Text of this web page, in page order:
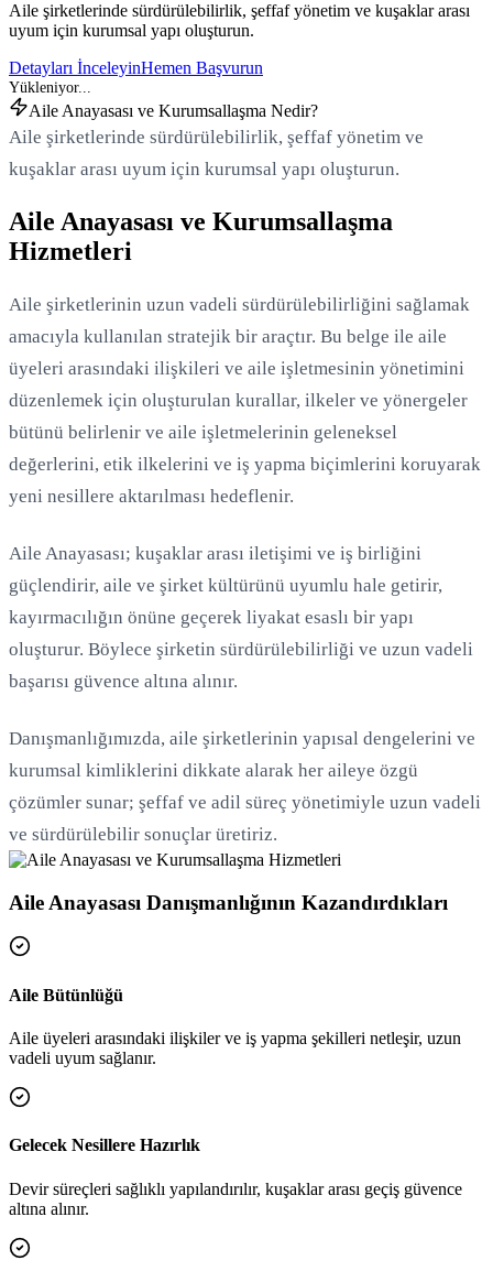
Aile şirketlerinde sürdürülebilirlik, şeffaf yönetim ve kuşaklar arası
uyum için kurumsal yapı oluşturun.
Detayları İnceleyinHemen Başvurun
Yükleniyor...
Aile Anayasası ve Kurumsallaşma Nedir?
Aile şirketlerinde sürdürülebilirlik, şeffaf yönetim ve
kuşaklar arası uyum için kurumsal yapı oluşturun.
Aile Anayasası ve Kurumsallaşma
Hizmetleri
Aile şirketlerinin uzun vadeli sürdürülebilirliğini sağlamak
amacıyla kullanılan stratejik bir araçtır. Bu belge ile aile
üyeleri arasındaki ilişkileri ve aile işletmesinin yönetimini
düzenlemek için oluşturulan kurallar, ilkeler ve yönergeler
bütünü belirlenir ve aile işletmelerinin geleneksel
değerlerini, etik ilkelerini ve iş yapma biçimlerini koruyarak
yeni nesillere aktarılması hedeflenir.
Aile Anayasası; kuşaklar arası iletişimi ve iş birliğini
güçlendirir, aile ve şirket kültürünü uyumlu hale getirir,
kayırmacılığın önüne geçerek liyakat esaslı bir yapı
oluşturur. Böylece şirketin sürdürülebilirliği ve uzun vadeli
başarısı güvence altına alınır.
Danışmanlığımızda, aile şirketlerinin yapısal dengelerini ve
kurumsal kimliklerini dikkate alarak her aileye özgü
çözümler sunar; şeffaf ve adil süreç yönetimiyle uzun vadeli
ve sürdürülebilir sonuçlar üretiriz.
Aile Anayasası Danışmanlığının Kazandırdıkları
Aile Bütünlüğü
Aile üyeleri arasındaki ilişkiler ve iş yapma şekilleri netleşir, uzun
vadeli uyum sağlanır.
Gelecek Nesillere Hazırlık
Devir süreçleri sağlıklı yapılandırılır, kuşaklar arası geçiş güvence
altına alınır.